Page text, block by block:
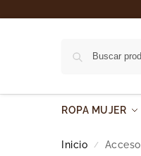
ROPA MUJER
Inicio /